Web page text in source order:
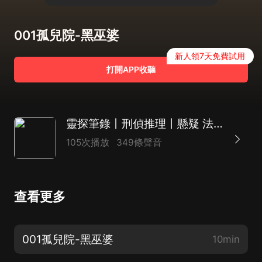
001孤兒院-黑巫婆
打開APP收聽
新人領7天免費試用
靈探筆錄丨刑偵推理丨懸疑 法醫探案 迷案 多播
105次播放 349條聲音
查看更多
001孤兒院-黑巫婆 10min